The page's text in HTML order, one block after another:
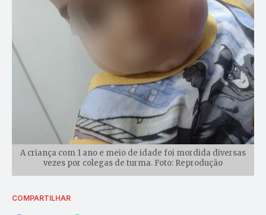
A criança com 1 ano e meio de idade foi mordida diversas
vezes por colegas de turma. Foto: Reprodução
COMPARTILHAR